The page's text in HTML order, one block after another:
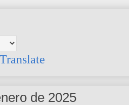
Translate
de 2025